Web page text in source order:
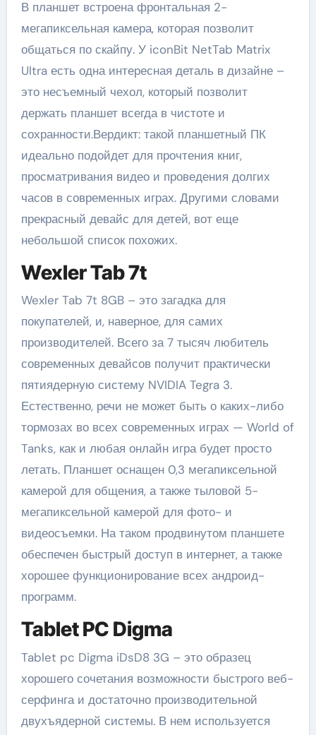
В планшет встроена фронтальная 2-
мегапиксельная камера, которая позволит
общаться по скайпу. У iconBit NetTab Matrix
Ultra есть одна интересная деталь в дизайне –
это несъемный чехол, который позволит
держать планшет всегда в чистоте и
сохранности.Вердикт: такой планшетный ПК
идеально подойдет для прочтения книг,
просматривания видео и проведения долгих
часов в современных играх. Другими словами
прекрасный девайс для детей, вот еще
небольшой список похожих.
Wexler Tab 7t
Wexler Tab 7t 8GB – это загадка для
покупателей, и, наверное, для самих
производителей. Всего за 7 тысяч любитель
современных девайсов получит практически
пятиядерную систему NVIDIA Tegra 3.
Естественно, речи не может быть о каких-либо
тормозах во всех современных играх — World of
Tanks, как и любая онлайн игра будет просто
летать. Планшет оснащен 0,3 мегапиксельной
камерой для общения, а также тыловой 5-
мегапиксельной камерой для фото- и
видеосъемки. На таком продвинутом планшете
обеспечен быстрый доступ в интернет, а также
хорошее функционирование всех андроид-
программ.
Tablet PC Digma
Tablet pc Digma iDsD8 3G – это образец
хорошего сочетания возможности быстрого веб-
серфинга и достаточно производительной
двухъядерной системы. В нем используется